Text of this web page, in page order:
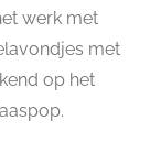
werk met
met
op het